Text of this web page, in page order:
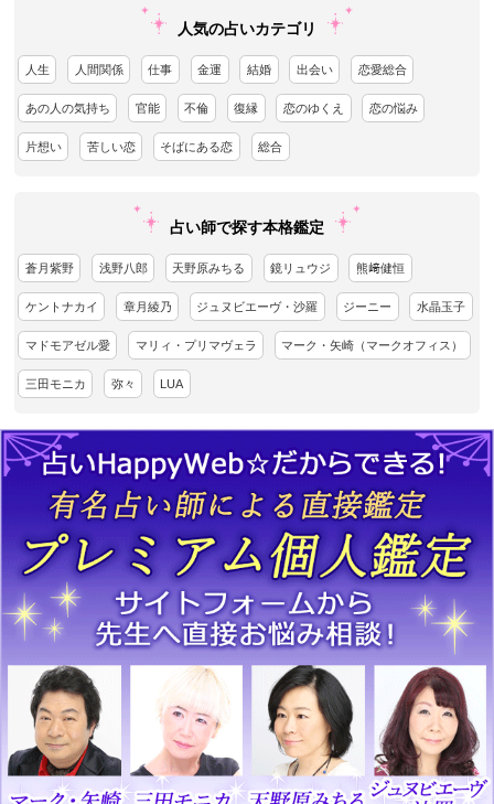
人気の占いカテゴリ
人生 人間関係 仕事 金運 結婚 出会い 恋愛総合
あの人の気持ち 官能 不倫 復縁 恋のゆくえ 恋の悩み
片想い 苦しい恋 そばにある恋 総合
占い師で探す本格鑑定
蒼月紫野 浅野八郎 天野原みちる 鏡リュウジ 熊﨑健恒
ケントナカイ 章月綾乃 ジュヌビエーヴ・沙羅 ジーニー 水晶玉子
マドモアゼル愛 マリィ・プリマヴェラ マーク・矢崎（マークオフィス）
三田モニカ 弥々 LUA